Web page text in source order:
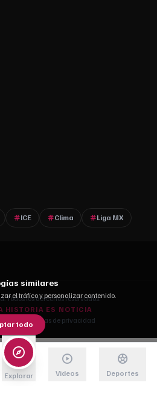
ICE Clima Liga MX
Todos los derechos reservados.
HISTORIA ES NOTICIA
Políticas de privacidad
similares
el tráfico y personalizar contenido.
todo
Explorar Videos Deportes